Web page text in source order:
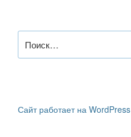
Сайт работает на WordPress